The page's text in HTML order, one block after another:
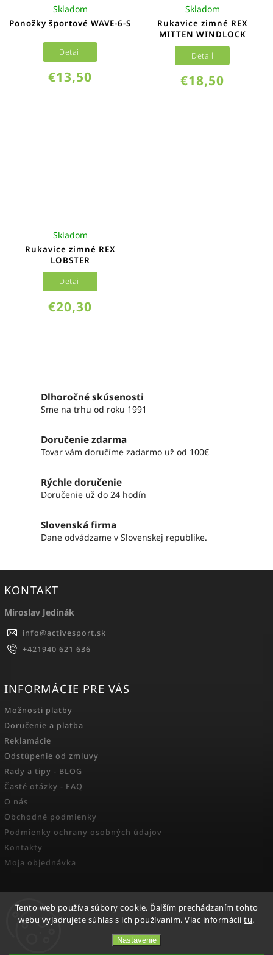
Tento web používa súbory cookie. Ďalším prechádzaním tohto
webu vyjadrujete súhlas s ich používaním. Viac informáciítu.
Nastavenie
Ponožky športové WAVE-6-S
Skladom
€13,50
Detail
Rukavice zimné REX
MITTEN WINDLOCK
Skladom
€18,50
Detail
Rukavice zimné REX
LOBSTER
Skladom
€20,30
Detail
Dlhoročné skúsenosti
Sme na trhu od roku 1991
Doručenie zdarma
Tovar vám doručíme zadarmo už od 100€
Rýchle doručenie
Doručenie už do 24 hodín
Slovenská firma
Dane odvádzame v Slovenskej republike.
KONTAKT
Miroslav Jedinák
info@activesport.sk
+421940 621 636
INFORMÁCIE PRE VÁS
Možnosti platby
Doručenie a platba
Reklamácie
Odstúpenie od zmluvy
Rady a tipy - BLOG
Časté otázky - FAQ
O nás
Obchodné podmienky
Podmienky ochrany osobných údajov
Kontakty
Moja objednávka
FACEBOOK